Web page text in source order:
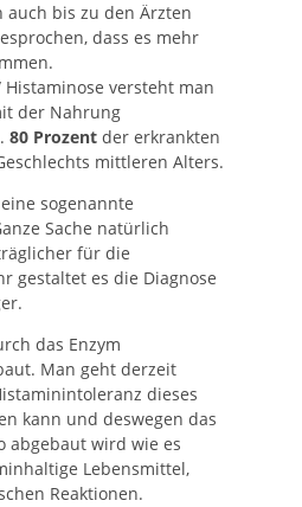
bis zu den Ärzten
dass es mehr
versteht man
der Nahrung
80 Prozent der erkrankten
mittleren Alters.
sogenannte
Sache natürlich
für die
gestaltet es die Diagnose
das Enzym
Man geht derzeit
dieses
kann und deswegen das
abgebaut wird wie es
Lebensmittel,
Reaktionen.